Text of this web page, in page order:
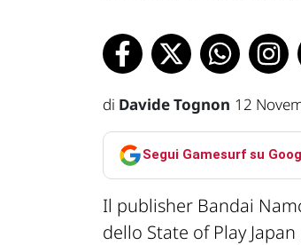
di Davide Tognon 12
Segui Gamesurf su
Il publisher Bandai
dello State of Play